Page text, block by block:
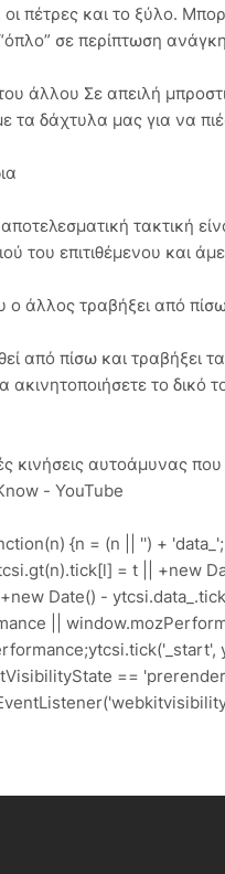
οι πέτρες και το ξύλο.
σε περίπτωση
άλλου Σε απειλή
τα δάχτυλα μας για να
τακτική
του επιτιθέμενου και
ο άλλος τραβήξει από
από πίσω και τραβήξει
ακινητοποιήσετε το δικό
κινήσεις αυτοάμυνας
- YouTube
{n = (n || '') +
= t || +new
Date() -
||
==